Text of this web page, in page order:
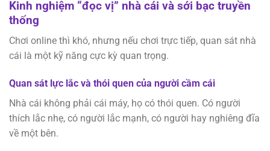
Kinh nghiệm “đọc vị” nhà cái và sới bạc truyền
thống
Chơi online thì khó, nhưng nếu chơi trực tiếp, quan sát nhà
cái là một kỹ năng cực kỳ quan trọng.
Quan sát lực lắc và thói quen của người cầm cái
Nhà cái không phải cái máy, họ có thói quen. Có người
thích lắc nhẹ, có người lắc mạnh, có người hay nghiêng đĩa
về một bên.